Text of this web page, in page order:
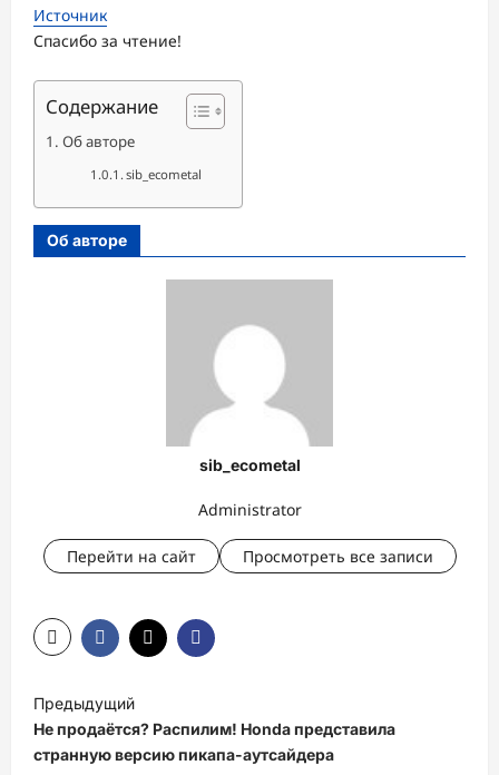
Источник
Спасибо за чтение!
Содержание
Об авторе
sib_ecometal
Об авторе
sib_ecometal
Administrator
Перейти на сайт Просмотреть все записи
Н
а
в
Предыдущий
Не продаётся? Распилим! Honda представила
странную версию пикапа-аутсайдера